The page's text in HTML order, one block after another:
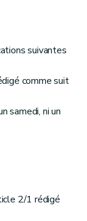
suivantes
comme suit
samedi, ni un
2/1 rédigé